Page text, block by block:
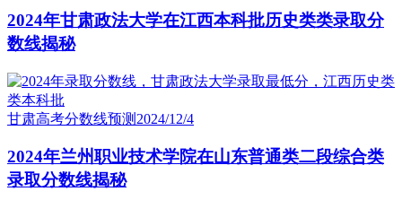
2024年甘肃政法大学在江西本科批历史类类录取分
数线揭秘
甘肃高考分数线预测 2024/12/4
2024年兰州职业技术学院在山东普通类二段综合类
录取分数线揭秘